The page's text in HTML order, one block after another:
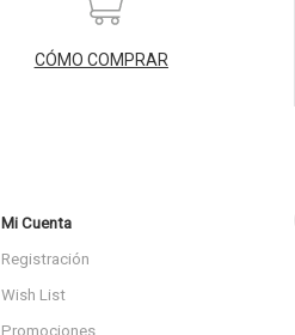
CÓMO COMPRAR
Mi Cuenta
Registración
Wish List
Promociones